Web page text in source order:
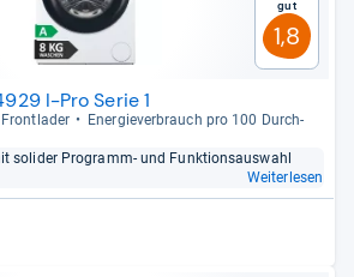
Gut
1,8
I-Pro Serie 1
Ener­gie­ver­brauch pro 100 Durch­
soli­der Pro­gramm-​ und Funk­ti­ons­aus­wahl
Weiterlesen